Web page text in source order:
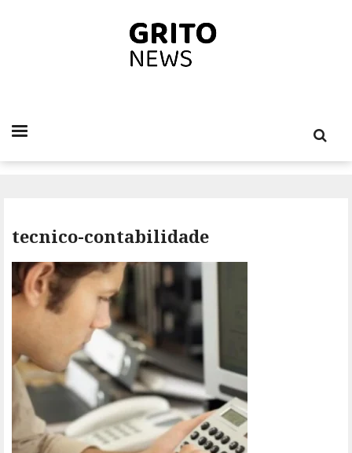
tecnico-contabilidade